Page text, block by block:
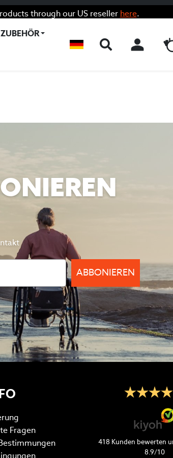
through our US reseller here.
ZUBEHÖR
ABBONIEREN
Fragen
418 Kunden bewerten
8.9/10